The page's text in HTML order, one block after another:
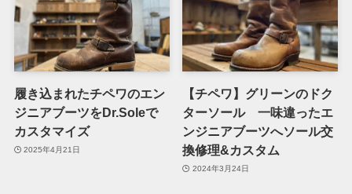
履き込まれたチペワのエン
ジニアブーツをDr.Soleで
カスタマイズ
2025年4月21日
【チペワ】グリーンのドク
ターソール 一味違ったエ
ンジニアブーツへソール交
換修理&カスタム
2024年3月24日